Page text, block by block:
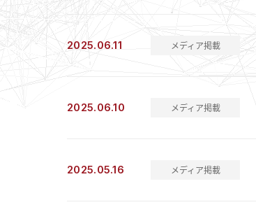
2025.06.11 メディア掲載
2025.06.10 メディア掲載
2025.05.16 メディア掲載